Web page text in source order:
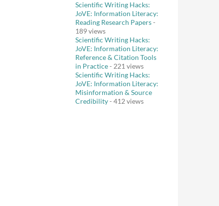
Scientific Writing Hacks:
JoVE: Information Literacy:
Reading Research Papers-
189 views
Scientific Writing Hacks:
JoVE: Information Literacy:
Reference & Citation Tools
in Practice- 221 views
Scientific Writing Hacks:
JoVE: Information Literacy:
Misinformation & Source
Credibility- 412 views